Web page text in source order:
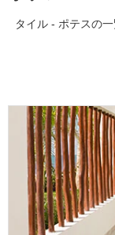
ウッドデッキ
収納
照明
内装用建材
ミラタップ のあ
ショールームの
名古屋ショー
福岡 ショール
横浜スマート
ム
よくある質問
修理お問い合
説明書・図面
ミラタップと創
ASOLIE
自分らしい家
SUVACO
タイル - ポテスの